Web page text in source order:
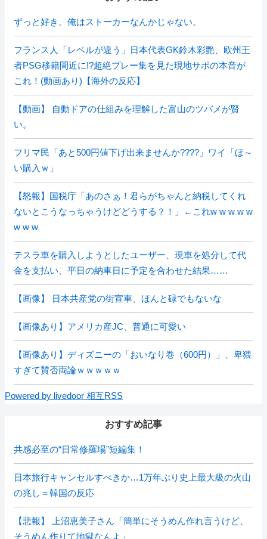
ずっと好き。俺はストーカーなんかじゃない。
フランス人「レベルが違う」日本代表GK鈴木彩艶、欧州王
者PSG移籍間近に!?超絶プレー集を見た現地サポの本音が
これ！(動画あり)【海外の反応】
【動画】 自動ドアの仕組みを理解した富山のツバメが賢
い。
フリマ民「あと500円値下げ出来ませんか????」ワイ「ほ～
い購入ｗ」
【怒報】国税庁「あのさぁ！君らがちゃんと納税してくれ
ないとこうなっちゃうけどどうする？！」←これw w w w w
w w w
テスラ車を購入しようとしたユーザー、現車を処分して代
金を支払い、平日の納車日に予定を合わせた結果……
【画像】 日本共産党の街宣車、ほんと碌でもないな
【画像あり】アメリカ産JC、普通に可愛い
【画像あり】ディズニーの「おいなり巻（600円）」、卑猥
すぎて賛否両論ｗｗｗｗｗ
Powered by livedoor 相互RSS
おすすめ記事
共感必至の“日常修羅場”短編集！
日本旅行キャンセルすべきか…1万年ぶり史上最大級の火山
の兆し＝韓国の反応
【悲報】 上沼恵美子さん「簡単にそうめん作れ言うけど、
そうめん作りて地獄なんよ」